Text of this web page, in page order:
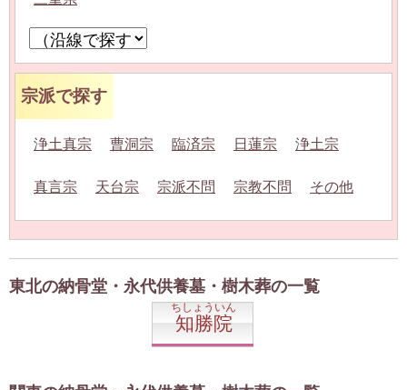
宗派で探す
浄土真宗 曹洞宗 臨済宗 日蓮宗 浄土宗
真言宗 天台宗 宗派不問 宗教不問 その他
東北の納骨堂・永代供養墓・樹木葬の一覧
ちしょういん
知勝院